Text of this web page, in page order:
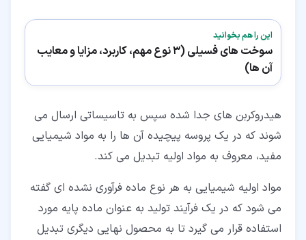
این را هم بخوانید
سوخت های فسیلی (3 نوع مهم، کاربرد، مزایا و معایب
آن ها)
هیدروکربن های جدا شده سپس به تاسیساتی ارسال می
شوند که در یک پروسه پیچیده آن ها را به مواد شیمیایی
مفید، معروف به مواد اولیه تبدیل می کند.
مواد اولیه شیمیایی به هر نوع ماده فرآوری نشده ای گفته
می شود که در یک فرآیند تولید به عنوان ماده پایه مورد
استفاده قرار می گیرد تا به محصول نهایی دیگری تبدیل